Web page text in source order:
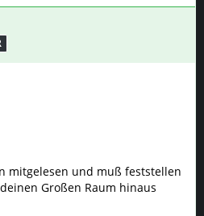
mitgelesen und muß feststellen
Großen Raum hinaus